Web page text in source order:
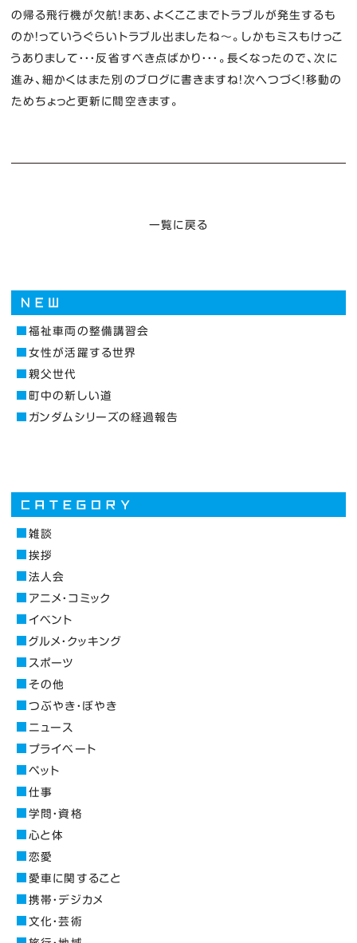
の帰る飛行機が欠航！まあ、よくここまでトラブルが発生するも
のか！っていうぐらいトラブル出ましたね～。しかもミスもけっこ
うありまして・・・反省すべき点ばかり・・・。長くなったので、次に
進み、細かくはまた別のブログに書きますね！次へつづく！移動の
ためちょっと更新に間空きます。
一覧に戻る
福祉車両の整備講習会
女性が活躍する世界
親父世代
町中の新しい道
ガンダムシリーズの経過報告
雑談
挨拶
法人会
アニメ・コミック
イベント
グルメ・クッキング
スポーツ
その他
つぶやき・ぼやき
ニュース
プライベート
ペット
仕事
学問・資格
心と体
恋愛
愛車に関すること
携帯・デジカメ
文化・芸術